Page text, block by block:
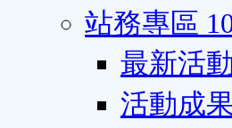
站務專區
最新活動
活動成